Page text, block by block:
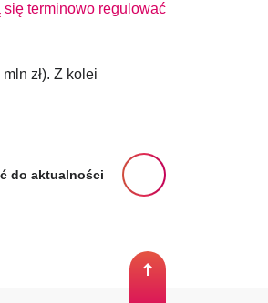
terminowo regulować
zł). Z kolei
do aktualności